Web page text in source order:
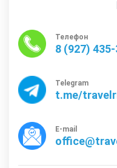
Телефон
8 (927)
Telegram
t.me/
E-mail